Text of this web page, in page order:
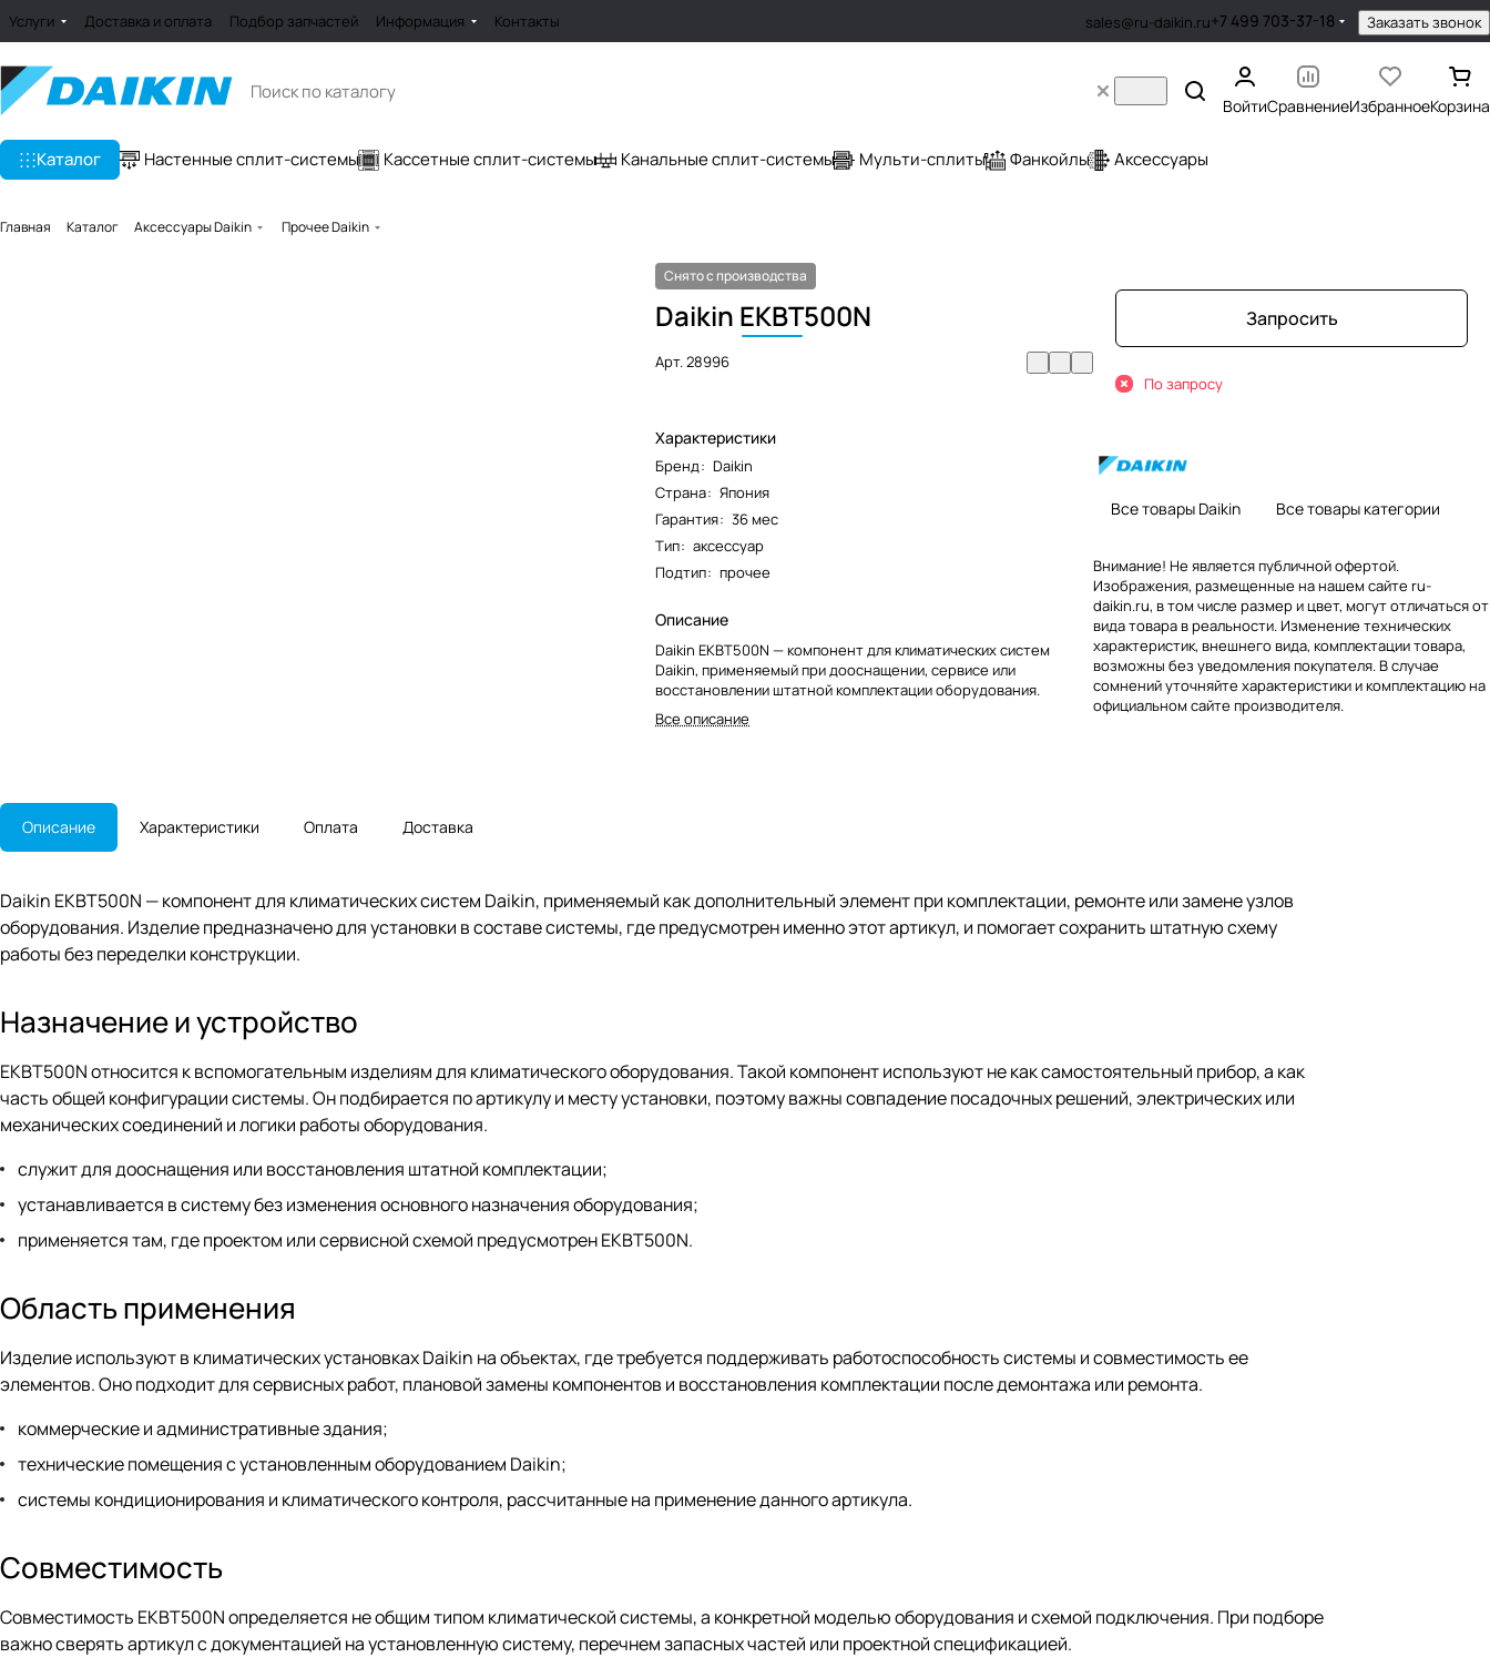
Услуги Доставка и оплата Подбор запчастей Информация Контакты sales@ru-daikin.ru+7 499 703-37-18 Заказать звонок
ВойтиСравнениеИзбранноеКорзина
Каталог Настенные сплит-системы Кассетные сплит-системы Канальные сплит-системы Мульти-сплиты Фанкойлы Аксессуары
Главная Каталог Аксессуары Daikin Прочее Daikin
Снято с производства
Daikin EKBT500N
Арт.28996
Характеристики
Бренд: Daikin
Страна: Япония
Гарантия: 36 мес
Тип: аксессуар
Подтип: прочее
Описание
Daikin EKBT500N — компонент для климатических систем
Daikin, применяемый при дооснащении, сервисе или
восстановлении штатной комплектации оборудования.
Все описание
Запросить
По запросу
Все товары Daikin Все товары категории
Внимание! Не является публичной офертой.
Изображения, размещенные на нашем сайте ru-
daikin.ru, в том числе размер и цвет, могут отличаться от
вида товара в реальности. Изменение технических
характеристик, внешнего вида, комплектации товара,
возможны без уведомления покупателя. В случае
сомнений уточняйте характеристики и комплектацию на
официальном сайте производителя.
Описание Характеристики Оплата Доставка
Daikin EKBT500N — компонент для климатических систем Daikin, применяемый как дополнительный элемент при комплектации, ремонте или замене узлов
оборудования. Изделие предназначено для установки в составе системы, где предусмотрен именно этот артикул, и помогает сохранить штатную схему
работы без переделки конструкции.
Назначение и устройство
EKBT500N относится к вспомогательным изделиям для климатического оборудования. Такой компонент используют не как самостоятельный прибор, а как
часть общей конфигурации системы. Он подбирается по артикулу и месту установки, поэтому важны совпадение посадочных решений, электрических или
механических соединений и логики работы оборудования.
служит для дооснащения или восстановления штатной комплектации;
устанавливается в систему без изменения основного назначения оборудования;
применяется там, где проектом или сервисной схемой предусмотрен EKBT500N.
Область применения
Изделие используют в климатических установках Daikin на объектах, где требуется поддерживать работоспособность системы и совместимость ее
элементов. Оно подходит для сервисных работ, плановой замены компонентов и восстановления комплектации после демонтажа или ремонта.
коммерческие и административные здания;
технические помещения с установленным оборудованием Daikin;
системы кондиционирования и климатического контроля, рассчитанные на применение данного артикула.
Совместимость
Совместимость EKBT500N определяется не общим типом климатической системы, а конкретной моделью оборудования и схемой подключения. При подборе
важно сверять артикул с документацией на установленную систему, перечнем запасных частей или проектной спецификацией.